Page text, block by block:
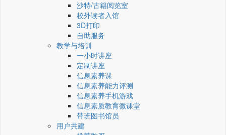
沙特/古籍阅览室
校外读者入馆
3D打印
自助服务
教学与培训
一小时讲座
定制讲座
信息素养课
信息素养能力评测
信息素养手机游戏
信息素质教育微课堂
带班图书馆员
用户共建